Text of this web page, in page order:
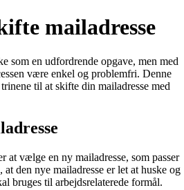
mailadresse
som en udfordrende opgave, men med
være enkel og problemfri. Denne
til at skifte din mailadresse med
at vælge en ny mailadresse, som passer
den nye mailadresse er let at huske og
bruges til arbejdsrelaterede formål.